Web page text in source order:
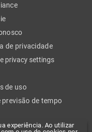
experiência. Ao utilizar
de privacidade
privacy settings
de uso
previsão de tempo